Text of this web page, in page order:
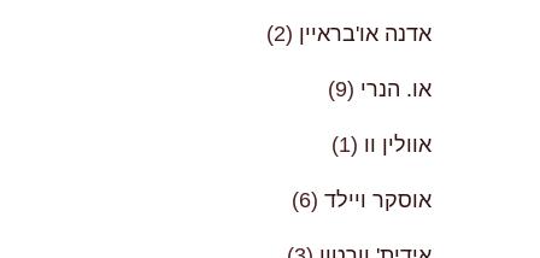
אדנה או'בראיין (2)
או. הנרי (9)
אוולין וו (1)
אוסקר ויילד (6)